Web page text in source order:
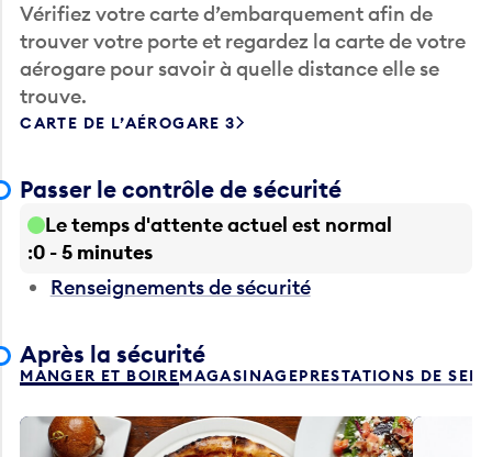
Vérifiez votre carte d’embarquement afin de
trouver votre porte et regardez la carte de votre
aérogare pour savoir à quelle distance elle se
trouve.
CARTE DE L’AÉROGARE 3
Passer le contrôle de sécurité
Le temps d'attente actuel est normal
0 - 5 minutes
Renseignements de sécurité
Après la sécurité
MANGER ET BOIREMAGASINAGEPRESTATIONS DE